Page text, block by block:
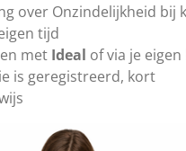
over Onzindelijkheid bij
tijd
met Ideal of via je
is geregistreerd, kort